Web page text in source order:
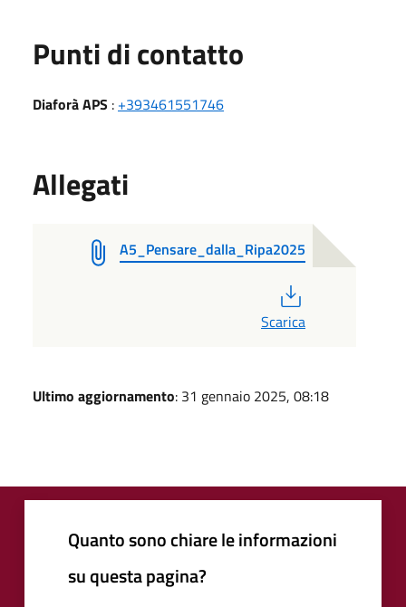
Punti di contatto
Diaforà APS : +393461551746
Allegati
A5_Pensare_dalla_Ripa2025
Scarica
Ultimo aggiornamento: 31 gennaio 2025, 08:18
Quanto sono chiare le informazioni
su questa pagina?